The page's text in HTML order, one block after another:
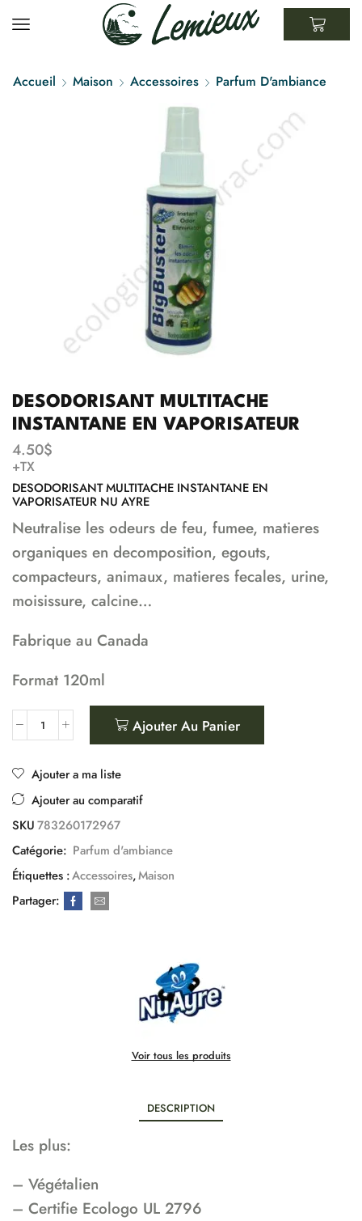
Accueil Maison Accessoires Parfum D'ambiance
DESODORISANT MULTITACHE
INSTANTANE EN VAPORISATEUR
4.50$
+TX
DESODORISANT MULTITACHE INSTANTANE EN
VAPORISATEUR NU AYRE
Neutralise les odeurs de feu, fumee, matieres
organiques en decomposition, egouts,
compacteurs, animaux, matieres fecales, urine,
moisissure, calcine…
Fabrique au Canada
Format 120ml
Ajouter Au Panier
Ajouter a ma liste
Ajouter au comparatif
SKU783260172967
Catégorie: Parfum d'ambiance
Étiquettes :Accessoires,Maison
Partager:
Voir tous les produits
DESCRIPTION
Les plus:
– Végétalien
– Certifie Ecologo UL 2796